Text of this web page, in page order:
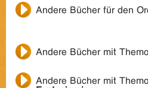
Andere Bücher für den
Andere Bücher mit Thema
Andere Bücher mit Thema